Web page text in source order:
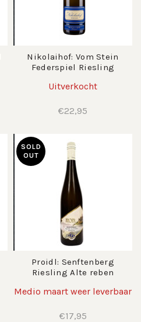
Nikolaihof: Vom Stein
Federspiel Riesling
Uitverkocht
€22,95
SOLD
OUT
Proidl: Senftenberg
Riesling Alte reben
Medio maart weer leverbaar
€17,95